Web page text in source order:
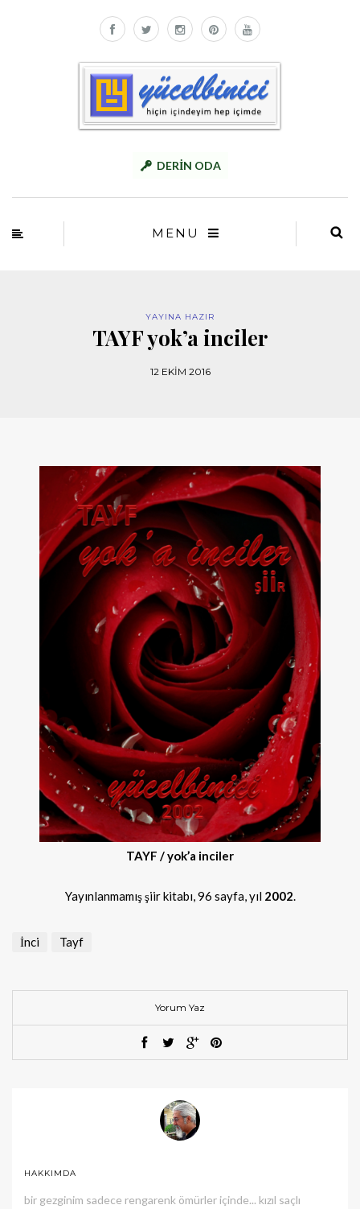
DERİN ODA
MENU
YAYINA HAZIR
TAYF yok’a inciler
12 EKIM 2016
TAYF / yok’a inciler
Yayınlanmamış şiir kitabı, 96 sayfa, yıl 2002
İnci Tayf
Yorum Yaz
HAKKIMDA
bir gezginim sadece rengarenk ömürler içinde... kızıl saçlı